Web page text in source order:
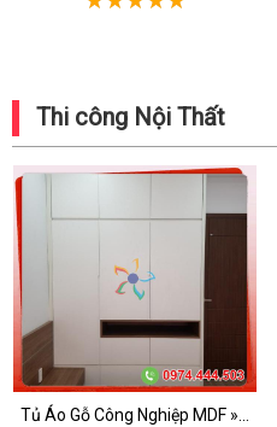
Thi công Nội Thất
Tủ Áo Gỗ Công Nghiệp MDF »...